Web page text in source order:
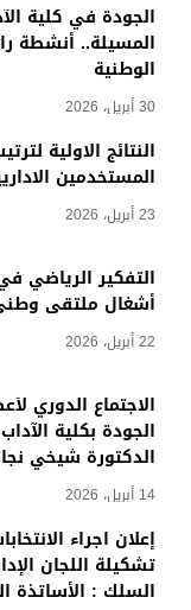
الجودة في كلية
المسيلة.. أنشطة
الوطنية
30 أبريل، 2026
النتائج الاولية
المستخدمين
23 أبريل، 2026
التفكير الرياضي
أشغال ملتقى
22 أبريل، 2026
الاجتماع الدوري
الجودة بكلية
الدكتورة شيخي
14 أبريل، 2026
إعلان اجراء
تشكيلة اللجان
السلك : الأساتذة